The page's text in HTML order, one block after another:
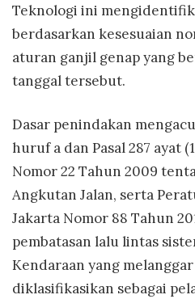
Teknologi ini
berdasarkan kesesuaian
aturan ganjil genap yang
tanggal tersebut.
Dasar penindakan
huruf a dan Pasal 287 ayat
Nomor 22 Tahun 2009
Angkutan Jalan, serta
Jakarta Nomor 88 Tahun
pembatasan lalu lintas
Kendaraan yang
diklasifikasikan sebagai